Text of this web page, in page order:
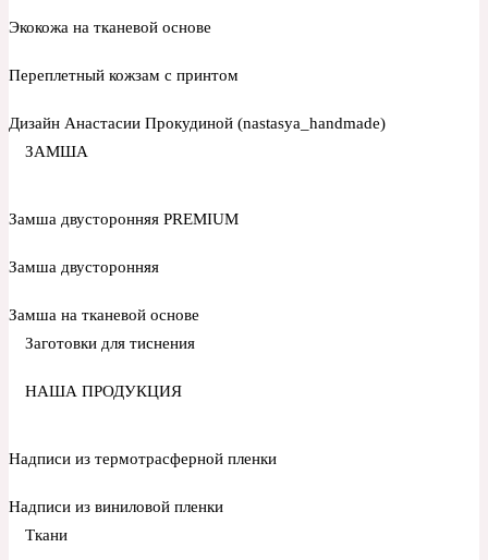
Экокожа на тканевой основе
Переплетный кожзам с принтом
Дизайн Анастасии Прокудиной (nastasya_handmade)
ЗАМША
Замша двусторонняя PREMIUM
Замша двусторонняя
Замша на тканевой основе
Заготовки для тиснения
НАША ПРОДУКЦИЯ
Надписи из термотрасферной пленки
Надписи из виниловой пленки
Ткани